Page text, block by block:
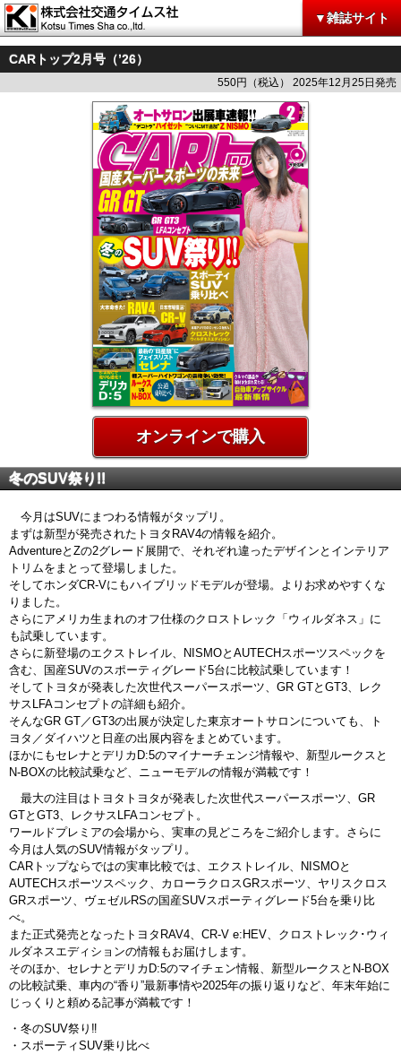
▼雑誌サイト
CARトップ2月号（’26）
550円（税込） 2025年12月25日発売
オンラインで購入
冬のSUV祭り!!
今月はSUVにまつわる情報がタップリ。
まずは新型が発売されたトヨタRAV4の情報を紹介。
AdventureとZの2グレード展開で、それぞれ違ったデザインとインテリア
トリムをまとって登場しました。
そしてホンダCR-Vにもハイブリッドモデルが登場。よりお求めやすくな
りました。
さらにアメリカ生まれのオフ仕様のクロストレック「ウィルダネス」に
も試乗しています。
さらに新登場のエクストレイル、NISMOとAUTECHスポーツスペックを
含む、国産SUVのスポーティグレード5台に比較試乗しています！
そしてトヨタが発表した次世代スーパースポーツ、GR GTとGT3、レク
サスLFAコンセプトの詳細も紹介。
そんなGR GT／GT3の出展が決定した東京オートサロンについても、ト
ヨタ／ダイハツと日産の出展内容をまとめています。
ほかにもセレナとデリカD:5のマイナーチェンジ情報や、新型ルークスと
N-BOXの比較試乗など、ニューモデルの情報が満載です！
最大の注目はトヨタトヨタが発表した次世代スーパースポーツ、GR
GTとGT3、レクサスLFAコンセプト。
ワールドプレミアの会場から、実車の見どころをご紹介します。さらに
今月は人気のSUV情報がタップリ。
CARトップならではの実車比較では、エクストレイル、NISMOと
AUTECHスポーツスペック、カローラクロスGRスポーツ、ヤリスクロス
GRスポーツ、ヴェゼルRSの国産SUVスポーティグレード5台を乗り比
べ。
また正式発売となったトヨタRAV4、CR-V e:HEV、クロストレック･ウィ
ルダネスエディションの情報もお届けします。
そのほか、セレナとデリカD:5のマイチェン情報、新型ルークスとN-BOX
の比較試乗、車内の“香り”最新事情や2025年の振り返りなど、年末年始に
じっくりと頼める記事が満載です！
・冬のSUV祭り‼︎
・スポーティSUV乗り比べ